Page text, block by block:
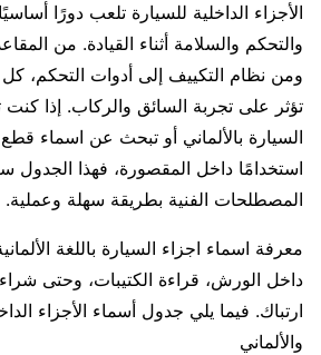
الأجزاء الداخلية للسيارة تلعب دورًا
والتحكم والسلامة أثناء القيادة. من
ومن نظام التكييف إلى أدوات التحكم،
تؤثر على تجربة السائق والركاب. إذا
السيارة بالألماني أو تبحث عن اسماء قطع
استخدامًا داخل المقصورة، فهذا
المصطلحات الفنية بطريقة سهلة وعملية.
معرفة اسماء اجزاء السيارة باللغة
داخل الورش، قراءة الكتيبات، وحتى
ارتباك. فيما يلي جدول أسماء الأجزاء
والألماني